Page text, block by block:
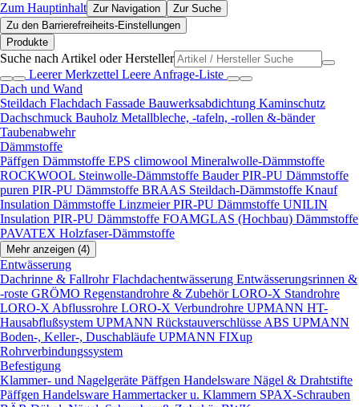
Zum Hauptinhalt Zur Navigation
Zur Suche
Zu den Barrierefreiheits-Einstellungen
Produkte
Suche nach Artikel oder Hersteller
Leerer Merkzettel Leere Anfrage-Liste
Dach und Wand
Steildach Flachdach Fassade Bauwerksabdichtung Kaminschutz
Dachschmuck Bauholz Metallbleche, -tafeln, -rollen &-bänder
Taubenabwehr
Dämmstoffe
Päffgen Dämmstoffe EPS climowool Mineralwolle-Dämmstoffe
ROCKWOOL Steinwolle-Dämmstoffe Bauder PIR-PU Dämmstoffe
puren PIR-PU Dämmstoffe BRAAS Steildach-Dämmstoffe Knauf
Insulation Dämmstoffe Linzmeier PIR-PU Dämmstoffe UNILIN
Insulation PIR-PU Dämmstoffe FOAMGLAS (Hochbau) Dämmstoffe
PAVATEX Holzfaser-Dämmstoffe
Mehr anzeigen (4)
Entwässerung
Dachrinne & FallrohrFlachdachentwässerung Entwässerungsrinnen &
-roste GRÖMO Regenstandrohre & ZubehörLORO-X Standrohre
LORO-X Abflussrohre LORO-X Verbundrohre UPMANN HT-
Hausabflußsystem UPMANN Rückstauverschlüsse ABS UPMANN
Boden-, Keller-, Duschabläufe UPMANN FIXup
Rohrverbindungssystem
Befestigung
Klammer- und Nagelgeräte Päffgen Handelsware Nägel & Drahtstifte
Päffgen Handelsware Hammertacker u. Klammern SPAX-Schrauben